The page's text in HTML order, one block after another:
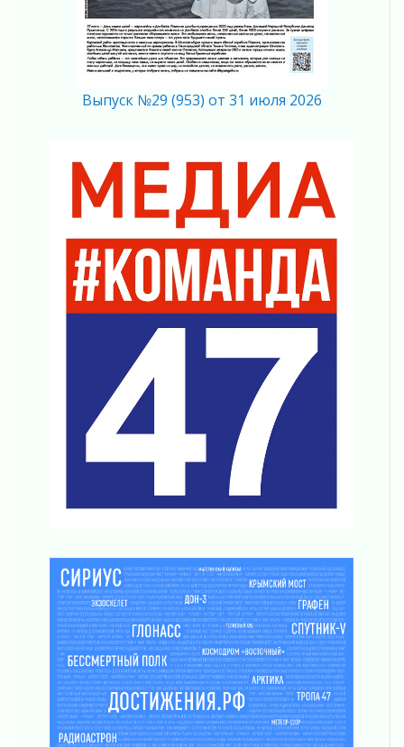
01 августа 2026
Все силы в кулак
01 августа 2026
Айда на пляж!
01 августа 2026
Пик топливного кризиса в регионе прошёл
31 июля 2026
О мужестве, долге и стойкости
Ленинградцы — бойцам «Барс-Ленинградец»
31 июля 2026
Маршрутами будущего — к заветной цели
31 июля 2026
«Корвет» на страже
Правила для жизни
31 июля 2026
С рабочим визитом
В Шлиссельбурге прошла акция «Белый
За сухими цифрами — реальная жизнь
31 июля 2026
От инженера-создателя к волонтёрам
«Созидателям»
31 июля 2026
Генеральная репетиция векового юбилея
31 июля 2026
Открытое сердце и стремление делать добро
31 июля 2026
Выпуск №29 (953) от 31 июля 2026